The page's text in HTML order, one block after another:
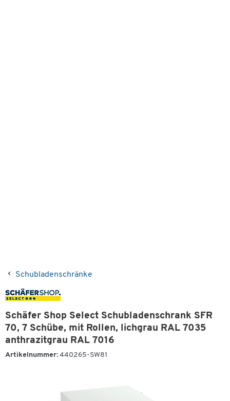
Schubladenschränke
Schäfer Shop Select Schubladenschrank SFR
70, 7 Schübe, mit Rollen, lichgrau RAL 7035
anthrazitgrau RAL 7016
Artikelnummer: 440265-SW81